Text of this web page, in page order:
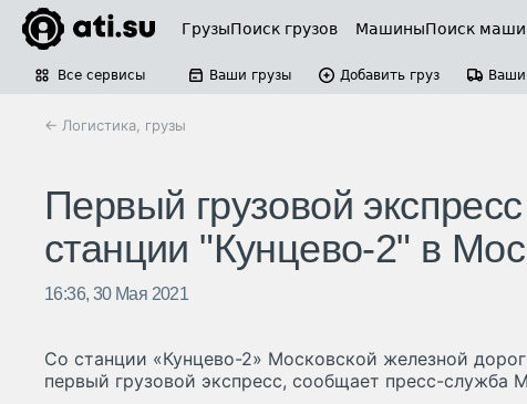
ГрузыПоиск грузов МашиныПоиск
Все сервисы Ваши грузы Добавить груз
← Логистика, грузы
Первый грузовой
станции "Кунцево-2" в
16:36, 30 Мая 2021
Со станции «Кунцево-2» Московской железной
первый грузовой экспресс, сообщает пресс-служба